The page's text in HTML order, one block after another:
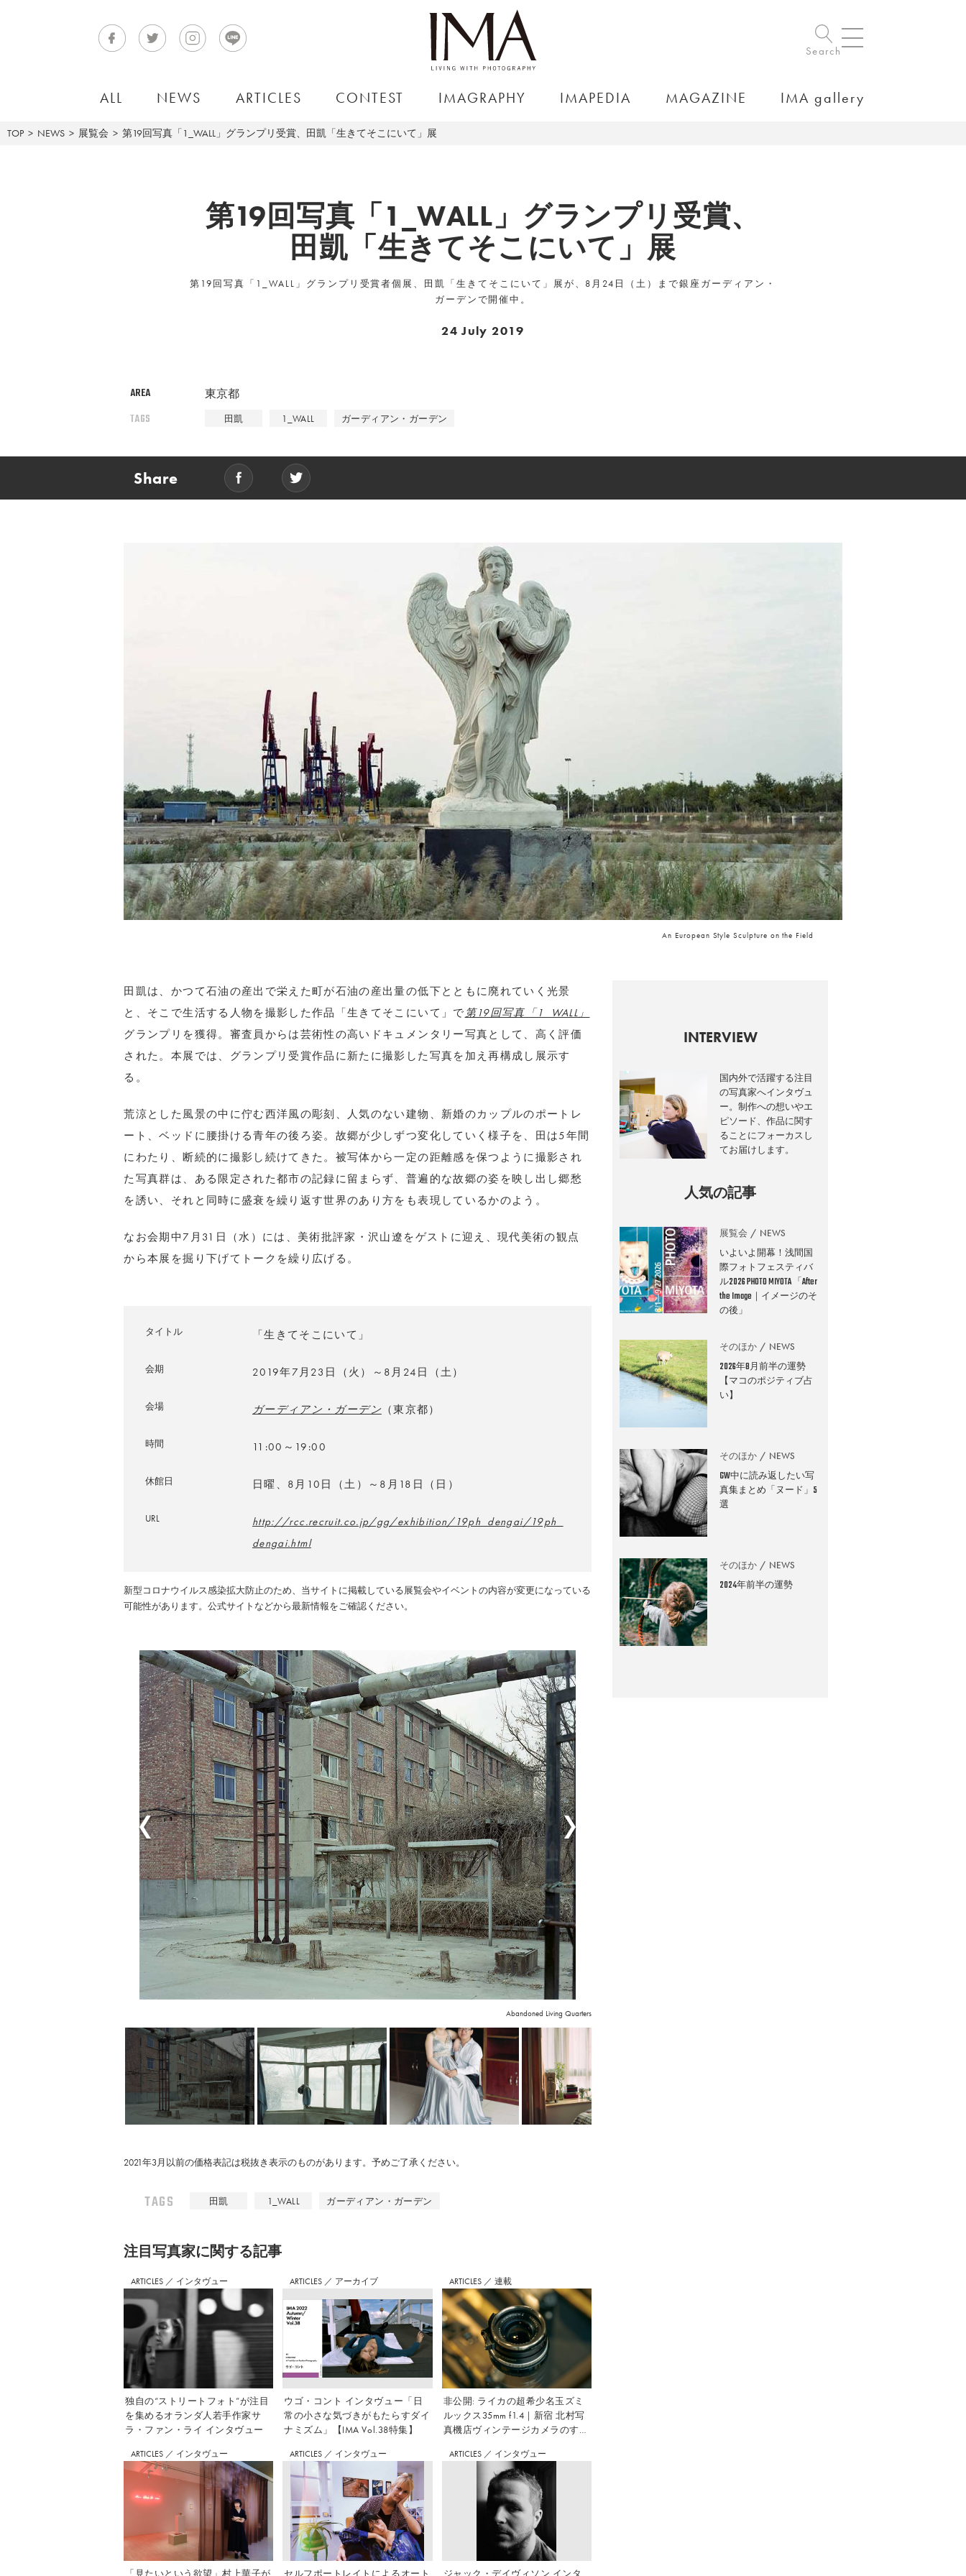
Search
ALL NEWS ARTICLES CONTEST IMAGRAPHY IMAPEDIA MAGAZINE IMA gallery
TOP NEWS 展覧会 第19回写真「1_WALL」グランプリ受賞、田凱「生きてそこにいて」展
第19回写真「1_WALL」グランプリ受賞、
田凱「生きてそこにいて」展
第19回写真「1_WALL」グランプリ受賞者個展、田凱「生きてそこにいて」展が、8月24日（土）まで銀座ガーディアン・
ガーデンで開催中。
24 July 2019
AREA 東京都
TAGS 田凱 1_WALL ガーディアン・ガーデン
Share
An European Style Sculpture on the Field
田凱は、かつて石油の産出で栄えた町が石油の産出量の低下とともに廃れていく光景
と、そこで生活する人物を撮影した作品「生きてそこにいて」で第19回写真「1_WALL」
グランプリを獲得。審査員からは芸術性の高いドキュメンタリー写真として、高く評価
された。本展では、グランプリ受賞作品に新たに撮影した写真を加え再構成し展示す
る。
荒涼とした風景の中に佇む西洋風の彫刻、人気のない建物、新婚のカップルのポートレ
ート、ベッドに腰掛ける青年の後ろ姿。故郷が少しずつ変化していく様子を、田は5年間
にわたり、断続的に撮影し続けてきた。被写体から一定の距離感を保つように撮影され
た写真群は、ある限定された都市の記録に留まらず、普遍的な故郷の姿を映し出し郷愁
を誘い、それと同時に盛衰を繰り返す世界のあり方をも表現しているかのよう。
なお会期中7月31日（水）には、美術批評家・沢山遼をゲストに迎え、現代美術の観点
から本展を掘り下げてトークを繰り広げる。
タイトル 「生きてそこにいて」
会期 2019年7月23日（火）～8月24日（土）
会場 ガーディアン・ガーデン（東京都）
時間 11:00～19:00
休館日 日曜、8月10日（土）～8月18日（日）
URL
http://rcc.recruit.co.jp/gg/exhibition/19ph_dengai/19ph_
dengai.html
新型コロナウイルス感染拡大防止のため、当サイトに掲載している展覧会やイベントの内容が変更になっている
可能性があります。公式サイトなどから最新情報をご確認ください。
Abandoned Living Quarters
2021年3月以前の価格表記は税抜き表示のものがあります。予めご了承ください。
TAGS 田凱 1_WALL ガーディアン・ガーデン
注⽬写真家に関する記事
ARTICLES ／ インタヴュー
独自の“ストリートフォト”が注目
を集めるオランダ人若手作家サ
ラ・ファン・ライ インタヴュー
ARTICLES ／ アーカイブ
ウゴ・コント インタヴュー「日
常の小さな気づきがもたらすダイ
ナミズム」【IMA Vol.38特集】
ARTICLES ／ 連載
非公開: ライカの超希少名玉ズミ
ルックス35mm f1.4｜新宿 北村写
真機店ヴィンテージカメラのすす
ARTICLES ／ インタヴュー
「見たいという欲望」村上華子が
ARTICLES ／ インタヴュー
セルフポートレイトによるオート
ARTICLES ／ インタヴュー
ジャック・デイヴィソン インタ
INTERVIEW
国内外で活躍する注目
の写真家へインタヴュ
ー。制作への想いやエ
ピソード、作品に関す
ることにフォーカスし
てお届けします。
人気の記事
展覧会 NEWS
いよいよ開幕！浅間国
際フォトフェスティバ
ル2026 PHOTO MIYOTA 「After
the Image｜イメージのそ
の後」
そのほか NEWS
2026年8月前半の運勢
【マコのポジティブ占
い】
そのほか NEWS
GW中に読み返したい写
真集まとめ「ヌード」5
選
そのほか NEWS
2024年前半の運勢